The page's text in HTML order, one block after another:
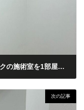
静岡県の既設店舗追加工事｜クリニックの施術室を1部屋なくし、トイレ2部屋に変更する工事
次の記事